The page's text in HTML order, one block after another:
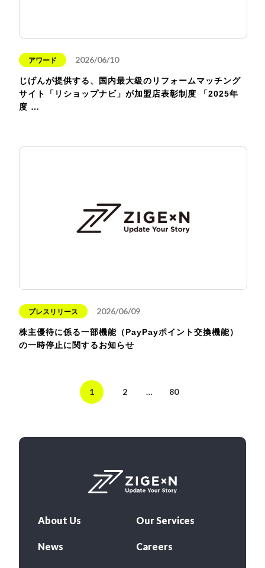
アワード 2026/06/10
じげんが提供する、国内最大級のリフォームマッチング
サイト「リショップナビ」が加盟店表彰制度 「2025年
度 …
プレスリリース 2026/06/09
株主優待に係る一部機能（PayPayポイント交換機能）
の一時停止に関するお知らせ
1 2 … 80
About Us Our Services
News Careers